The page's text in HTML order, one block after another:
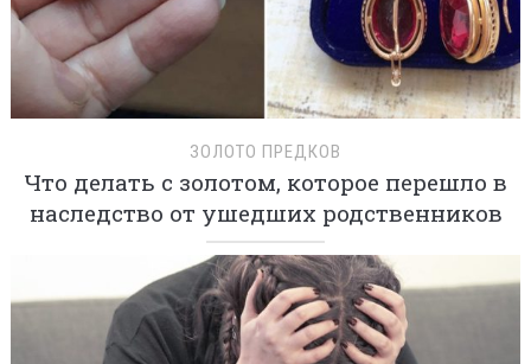
ЗОЛОТО ПРЕДКОВ
Что делать с золотом, которое перешло в
наследство от ушедших родственников